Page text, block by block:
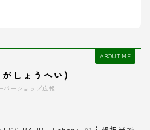
ABOUT ME
しょうへい)
バーショップ広報